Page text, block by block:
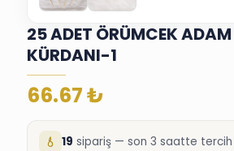
25 ADET ÖRÜMCEK ADAM
KÜRDANI-1
66.67₺
19 sipariş — son 3 saatte